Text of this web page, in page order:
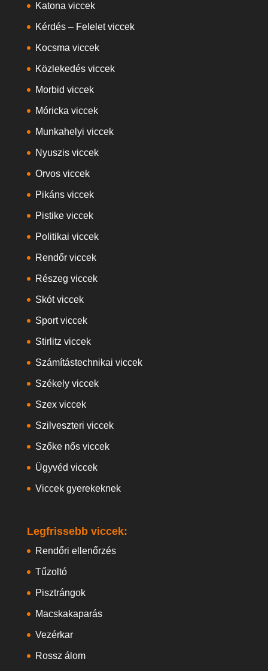
Katona viccek
Kérdés – Felelet viccek
Kocsma viccek
Közlekedés viccek
Morbid viccek
Móricka viccek
Munkahelyi viccek
Nyuszis viccek
Orvos viccek
Pikáns viccek
Pistike viccek
Politikai viccek
Rendőr viccek
Részeg viccek
Skót viccek
Sport viccek
Stirlitz viccek
Számítástechnikai viccek
Székely viccek
Szex viccek
Szilveszteri viccek
Szőke nős viccek
Ügyvéd viccek
Viccek gyerekeknek
Legfrissebb viccek:
Rendőri ellenőrzés
Tűzoltó
Pisztrángok
Macskakaparás
Vezérkar
Rossz álom